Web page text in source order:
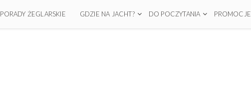
PORADY ŻEGLARSKIE GDZIE NA JACHT? DO POCZYTANIA PROMOCJE